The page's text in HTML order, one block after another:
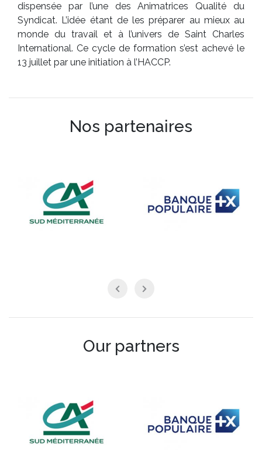
dispensée par l’une des Animatrices Qualité du
Syndicat. L’idée étant de les préparer au mieux au
monde du travail et à l’univers de Saint Charles
International. Ce cycle de formation s’est achevé le
13 juillet par une initiation à l’HACCP.
Nos partenaires
Our partners